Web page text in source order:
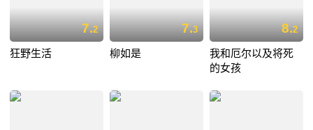
7.2
狂野生活
7.3
柳如是
8.2
我和厄尔以及将死
的女孩